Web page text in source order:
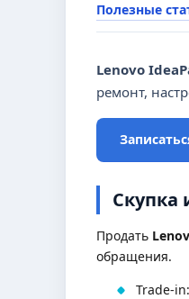
Полезные
Lenovo
ремонт,
Скупка
Продать
обращения.
Trade-